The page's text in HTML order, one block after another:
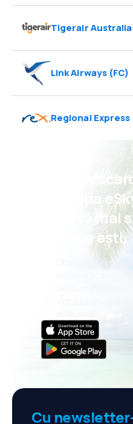
Tigerair Australia
Link Airways(FC)
Regional Express
Psst!
aplicația
rezervă mai
oriunde ești.
Oferte noi în
avion, vacanțe,
Totul la un click
Cu